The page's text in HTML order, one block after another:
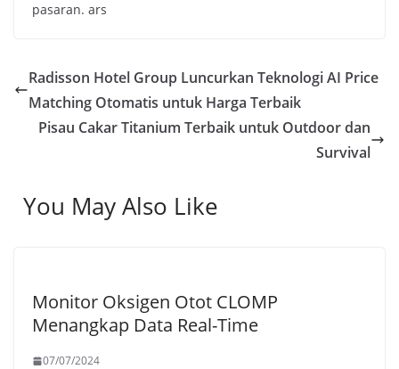
pasaran. ars
Radisson Hotel Group Luncurkan Teknologi AI Price
Matching Otomatis untuk Harga Terbaik
Pisau Cakar Titanium Terbaik untuk Outdoor dan
Survival
You May Also Like
Monitor Oksigen Otot CLOMP
Menangkap Data Real-Time
07/07/2024